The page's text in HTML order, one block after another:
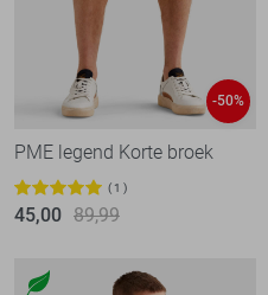
-50%
PME legend Korte broek
1
45,00 89,99